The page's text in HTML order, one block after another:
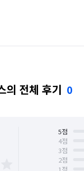
의 전체 후기 0
5점
4점
3점
2점